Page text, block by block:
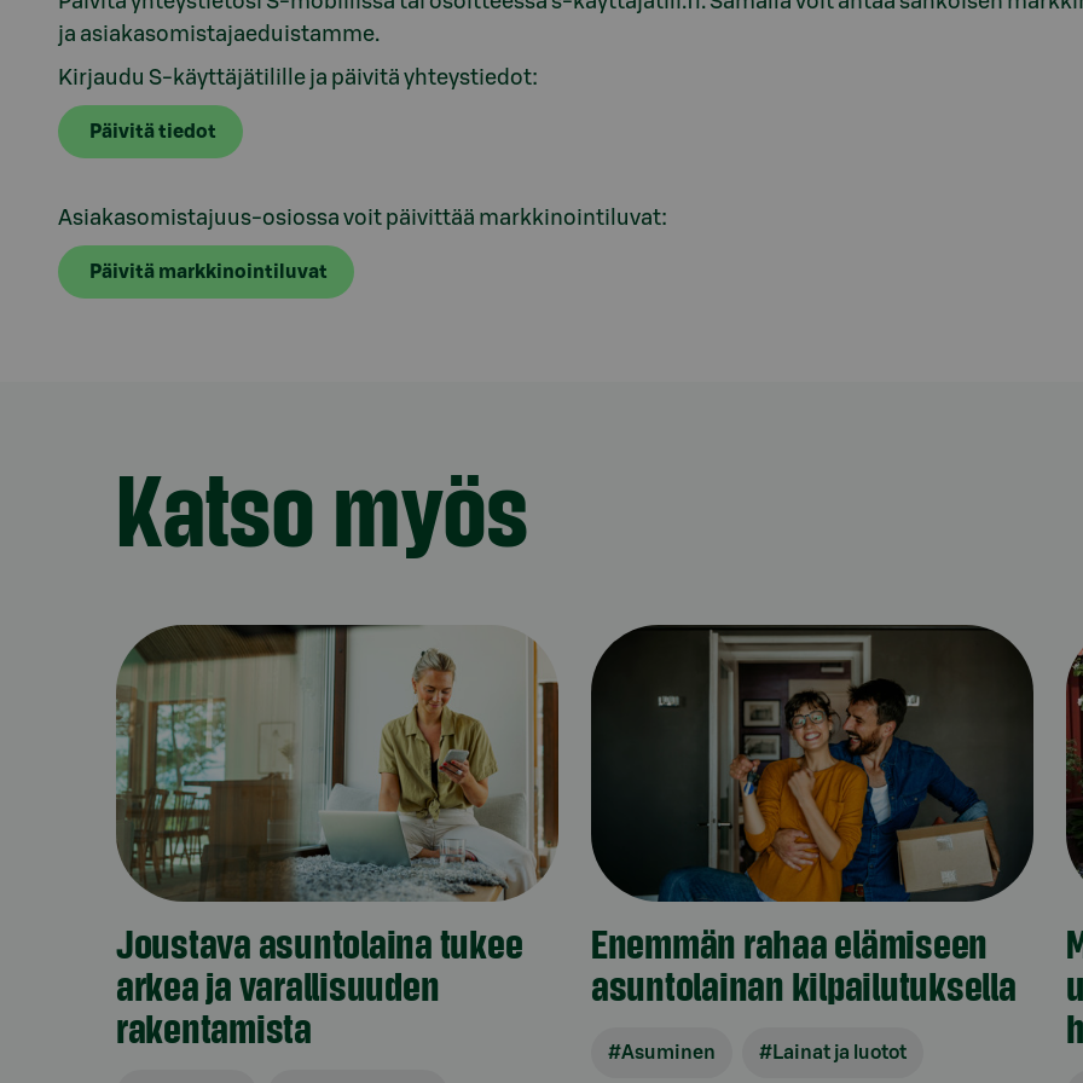
ja asiakasomistajaeduistamme.
Kirjaudu S-käyttäjätilille ja päivitä yhteystiedot:
Päivitä tiedot
Asiakasomistajuus-osiossa voit päivittää markkinointiluvat:
Päivitä markkinointiluvat
Katso myös
Joustava asuntolaina tukee
arkea ja varallisuuden
rakentamista
Enemmän rahaa elämiseen
asuntolainan kilpailutuksella
#Asuminen #Lainat ja luotot